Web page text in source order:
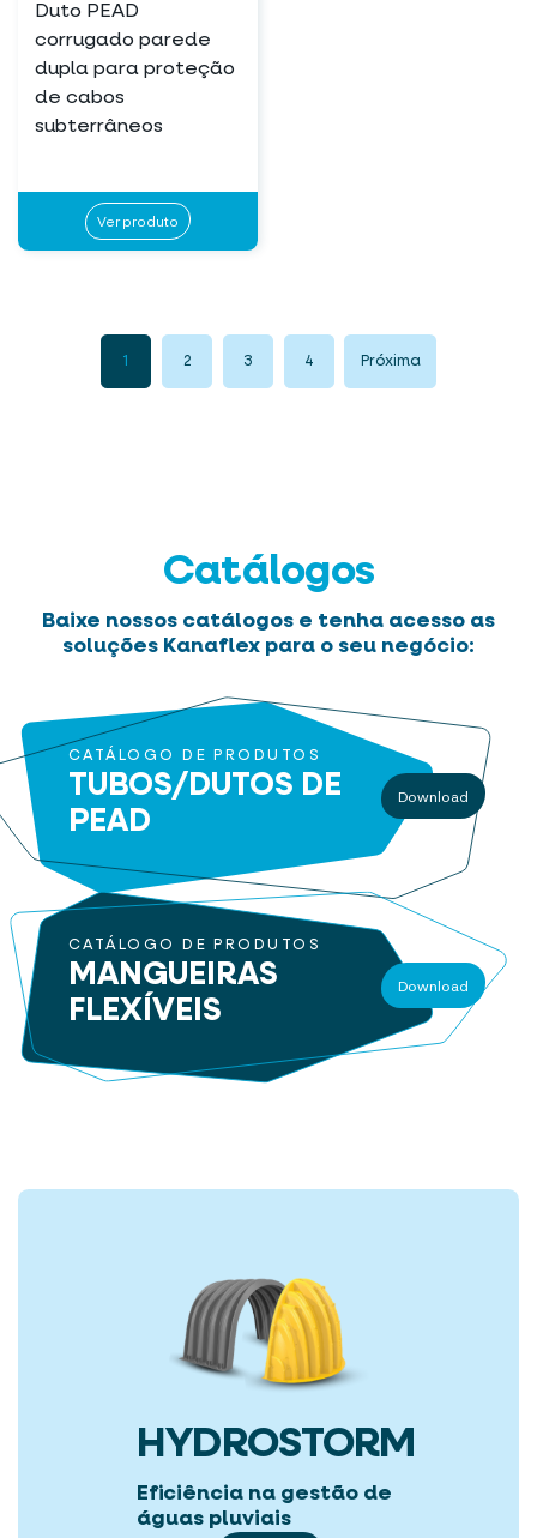
Duto PEAD
corrugado parede
dupla para proteção
de cabos
subterrâneos
Ver produto
1 2 3 4 Próxima
Catálogos
Baixe nossos catálogos e tenha acesso as
soluções Kanaflex para o seu negócio:
CATÁLOGO DE PRODUTOS
TUBOS/DUTOS DE
PEAD
Download
CATÁLOGO DE PRODUTOS
MANGUEIRAS
FLEXÍVEIS
Download
HYDROSTORM
Eficiência na gestão de
águas pluviais